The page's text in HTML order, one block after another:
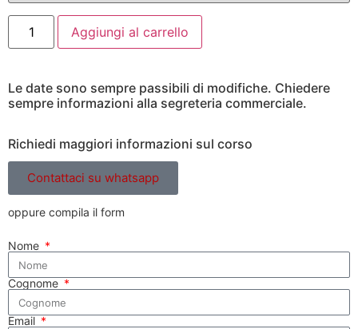
Aggiungi al carrello
Le date sono sempre passibili di modifiche. Chiedere
sempre informazioni alla segreteria commerciale.
Richiedi maggiori informazioni sul corso
Contattaci su whatsapp
oppure compila il form
Nome
Cognome
Email